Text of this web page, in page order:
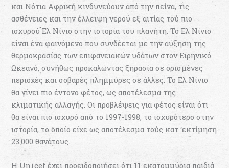
και Νότια Αφρική κινδυνεύουν από την πείνα, τις
ασθένειες και την έλλειψη νερού εξ αιτίας τού πιο
ισχυρού Ελ Νίνιο στην ιστορία του πλανήτη. Το Ελ Νίνιο
είναι ένα φαινόμενο που συνδέεται με την αύξηση της
θερμοκρασίας των επιφανειακών υδάτων στον Ειρηνικό
Ωκεανό, συνήθως προκαλώντας ξηρασία σε ορισμένες
περιοχές και σοβαρές πλημμύρες σε άλλες. Το Ελ Νίνιο
θα γίνει πιο έντονο φέτος, ως αποτέλεσμα της
κλιματικής αλλαγής. Οι προβλέψεις για φέτος είναι ότι
θα είναι πιο ισχυρό από το 1997-1998, το ισχυρότερο στην
ιστορία, το οποίο είχε ως αποτέλεσμα τούς κατ ‘εκτίμηση
23.000 θανάτους.
Η Unicef έχει προειδοποιήσει ότι 11 εκατομμύρια παιδιά